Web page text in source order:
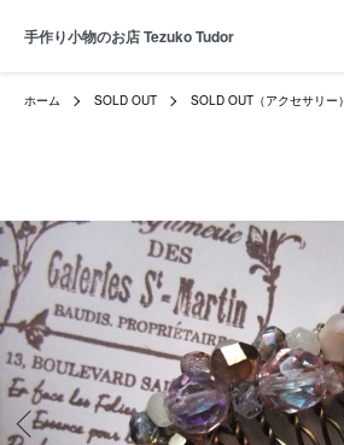
手作り小物のお店 Tezuko Tudor
ホーム SOLD OUT SOLD OUT（アクセサリー）